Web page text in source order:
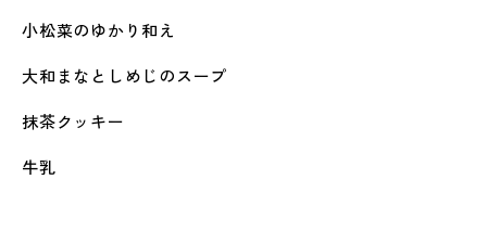
小松菜のゆかり和え
大和まなとしめじのスープ
抹茶クッキー
牛乳